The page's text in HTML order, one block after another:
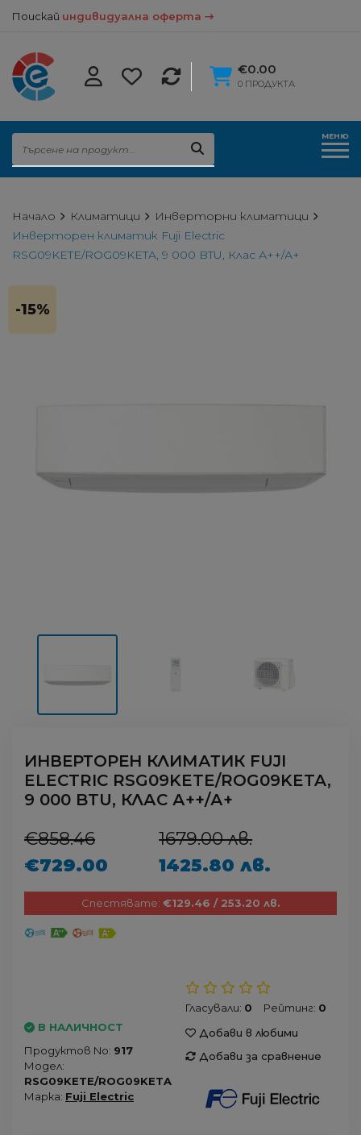
Поискай индивидуална оферта
€0.00
0 ПРОДУКТА
МЕНЮ
Начало Климатици
Инверторни климатици
Инверторен климатик Fuji Electric
RSG09KETE/ROG09KETA, 9 000 BTU, Клас А++/А+
-15%
ИНВЕРТОРЕН КЛИМАТИК FUJI
ELECTRIC RSG09KETE/ROG09KETA,
9 000 BTU, КЛАС А++/А+
€858.46
€729.00
1679.00 лв.
1425.80 лв.
Спестявате: €129.46 / 253.20 лв.
В НАЛИЧНОСТ
Продуктов No: 917
Модел:
RSG09KETE/ROG09KETA
Марка: Fuji Electric
Гласували: 0 Рейтинг: 0
Добави в любими
Добави за сравнение